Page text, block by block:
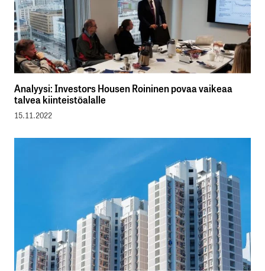
Analyysi: Investors Housen Roininen povaa vaikeaa
talvea kiinteistöalalle
15.11.2022